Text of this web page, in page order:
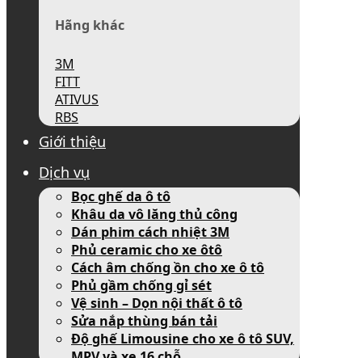
Hãng khác
3M
FITT
ATIVUS
RBS
Giới thiệu
Dịch vụ
Bọc ghế da ô tô
Khâu da vô lăng thủ công
Dán phim cách nhiệt 3M
Phủ ceramic cho xe ôtô
Cách âm chống ồn cho xe ô tô
Phủ gầm chống gỉ sét
Vệ sinh – Dọn nội thất ô tô
Sửa nắp thùng bán tải
Độ ghế Limousine cho xe ô tô SUV,